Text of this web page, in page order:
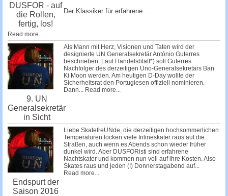
DUSFOR - auf
die Rollen,
fertig, los!
Der Klassiker für erfahrene...
Read more...
9. UN
Generalsekretär
in Sicht
Als Mann mit Herz, Visionen und Taten wird der
designierte UN Generalsekretär António Guterres
beschrieben. Laut Handelsblatt*) soll Guterres
Nachfolger des derzeitigen Uno-Generalsekretärs Ban
Ki Moon werden. Am heutigen D-Day wollte der
Sicherheitsrat den Portugiesen offiziell nominieren.
Dann... Read more...
Endspurt der
Saison 2016
Liebe SkatefreUNde, die derzeitigen hochsommerlichen
Temperaturen locken viele Inlineskater raus auf die
Straßen, auch wenn es Abends schon wieder früher
dunkel wird. Aber DUSFORisti sind erfahrene
Nachtskater und kommen nun voll auf ihre Kosten. Also
Skates raus und jeden (!) Donnerstagabend auf...
Read more...